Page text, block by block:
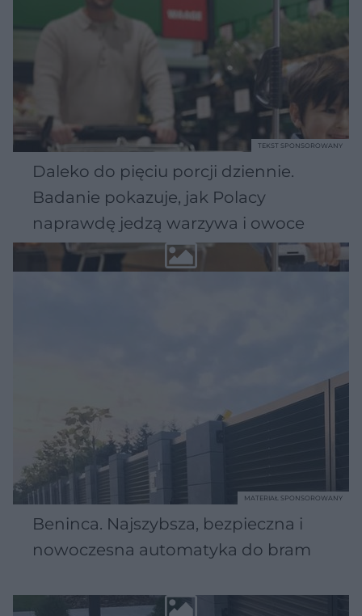
Daleko do pięciu porcji dziennie.
Badanie pokazuje, jak Polacy
naprawdę jedzą warzywa i owoce
TEKST SPONSOROWANY
Beninca. Najszybsza, bezpieczna i
nowoczesna automatyka do bram
MATERIAŁ SPONSOROWANY